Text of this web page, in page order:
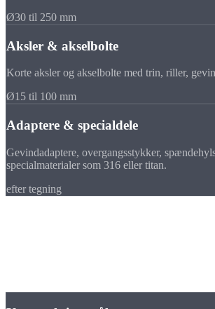
Ø30 til 250 mm
Aksler & akselbolte
Korte aksler og akselbolte med trin, riller,
Ø15 til 100 mm
Adaptere & specialdele
Gevindadaptere, overgangsstykker,
specialmaterialer som 316 eller titan.
efter tegning